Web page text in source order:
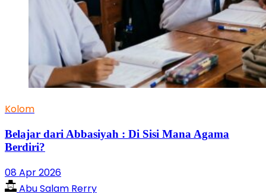
Kolom
Belajar dari Abbasiyah : Di Sisi Mana Agama
Berdiri?
08 Apr 2026
Abu Salam Rerry